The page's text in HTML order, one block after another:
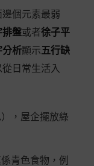
邊個元素最弱
排盤或者徐子平
分析顯示五行缺
日常生活入
，屋企擺放綠
青色食物，例